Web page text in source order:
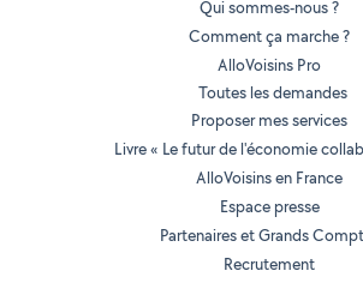
Qui sommes-nous ?
Comment ça marche ?
AlloVoisins Pro
Toutes les demandes
Proposer mes services
Livre « Le futur de l'économie
AlloVoisins en France
Espace presse
Partenaires et Grands
Recrutement